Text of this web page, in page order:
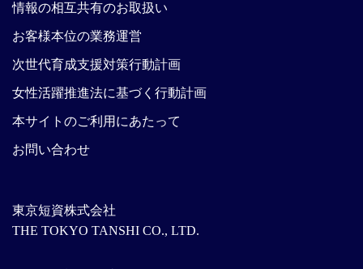
東京短資株式会社
THE TOKYO TANSHI CO., LTD.
情報の相互共有のお取扱い
お客様本位の業務運営
次世代育成支援対策行動計画
女性活躍推進法に基づく行動計画
本サイトのご利用にあたって
お問い合わせ